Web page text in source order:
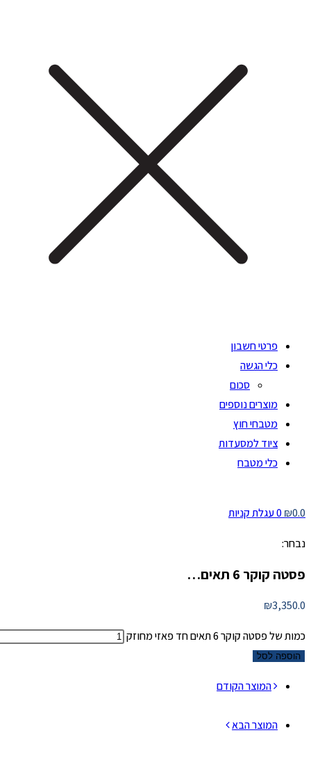
פרטי חשבון
כלי הגשה
סכום
מוצרים נוספים
מטבחי חוץ
ציוד למסעדות
כלי מטבח
₪0.0
0 עגלת קניות
נבחר:
פסטה קוקר 6 תאים…
₪3,350.0
כמות של פסטה קוקר 6 תאים חד פאזי מחוזק
הוספה לסל
המוצר הקודם
המוצר הבא